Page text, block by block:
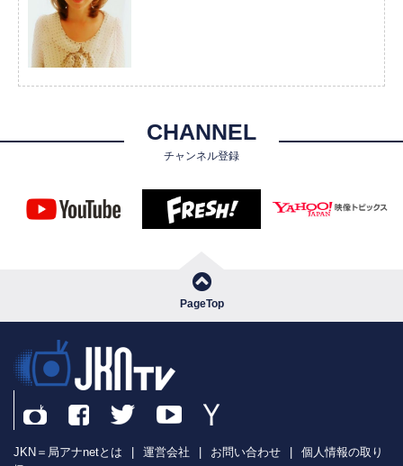
CHANNEL
チャンネル登録
PageTop
JKN＝局アナnetとは 運営会社 お問い合わせ
個人情報の取り